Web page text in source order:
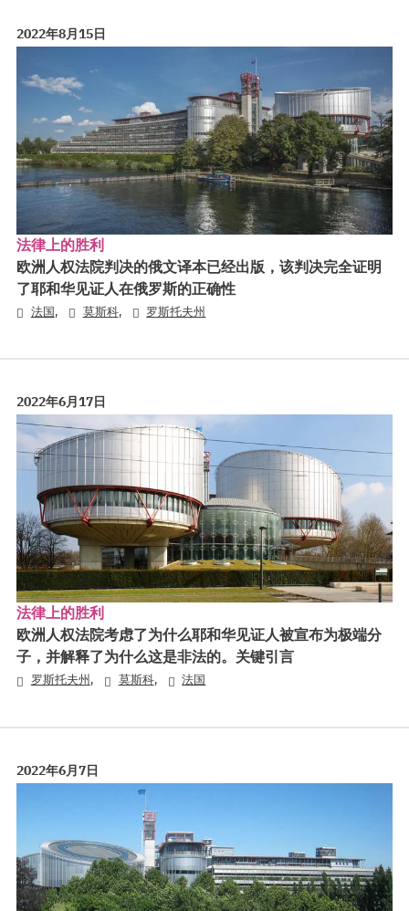
2022年8月15日
法律上的胜利
欧洲人权法院判决的俄文译本已经出版，该判决完全证明
了耶和华见证人在俄罗斯的正确性
法国, 莫斯科, 罗斯托夫州
2022年6月17日
法律上的胜利
欧洲人权法院考虑了为什么耶和华见证人被宣布为极端分
子，并解释了为什么这是非法的。关键引言
罗斯托夫州, 莫斯科, 法国
2022年6月7日